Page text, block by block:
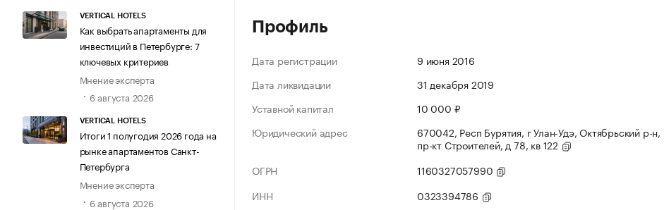
VERTICAL HOTELS
Как выбрать апартаменты для
инвестиций в Петербурге: 7
ключевых критериев
Мнение эксперта
6 августа 2026
VERTICAL HOTELS
Итоги 1 полугодия 2026 года на
рынке апартаментов Санкт-
Петербурга
Мнение эксперта
6 августа 2026
Профиль
Дата регистрации
9 июня 2016
Дата ликвидации
31 декабря 2019
Уставной капитал
10 000 ₽
Юридический адрес
670042, Респ Бурятия, г Улан-Удэ, Октябрьский р-н,
пр-кт Строителей, д 78, кв 122
ОГРН
1160327057990
ИНН
0323394786